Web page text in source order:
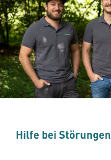
Hilfe bei Störungen